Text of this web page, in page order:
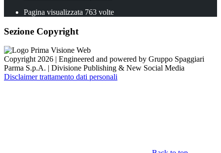
Pagina visualizzata 763 volte
Sezione Copyright
Copyright 2026 | Engineered and powered by Gruppo Spaggiari
Parma S.p.A. | Divisione Publishing & New Social Media
Disclaimer trattamento dati personali